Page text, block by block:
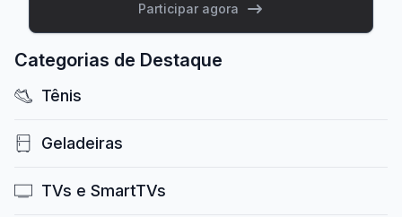
Participar agora
Categorias de Destaque
Tênis
Geladeiras
TVs e SmartTVs